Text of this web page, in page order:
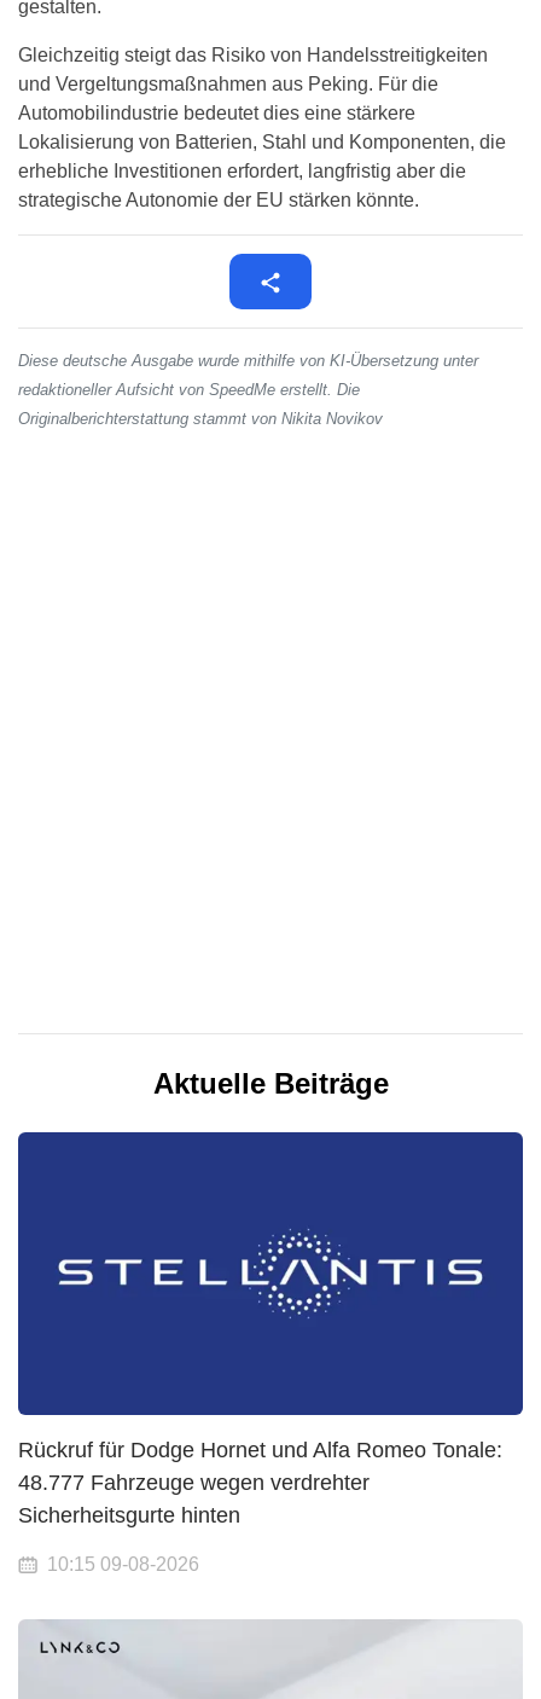
gestalten.
Gleichzeitig steigt das Risiko von Handelsstreitigkeiten
und Vergeltungsmaßnahmen aus Peking. Für die
Automobilindustrie bedeutet dies eine stärkere
Lokalisierung von Batterien, Stahl und Komponenten, die
erhebliche Investitionen erfordert, langfristig aber die
strategische Autonomie der EU stärken könnte.
Diese deutsche Ausgabe wurde mithilfe von KI-Übersetzung unter
redaktioneller Aufsicht von SpeedMe erstellt. Die
Originalberichterstattung stammt von Nikita Novikov
Aktuelle Beiträge
Rückruf für Dodge Hornet und Alfa Romeo Tonale:
48.777 Fahrzeuge wegen verdrehter
Sicherheitsgurte hinten
10:15 09-08-2026